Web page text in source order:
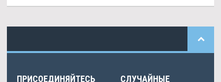
ПРИСОЕДИНЯЙТЕСЬ
СЛУЧАЙНЫЕ